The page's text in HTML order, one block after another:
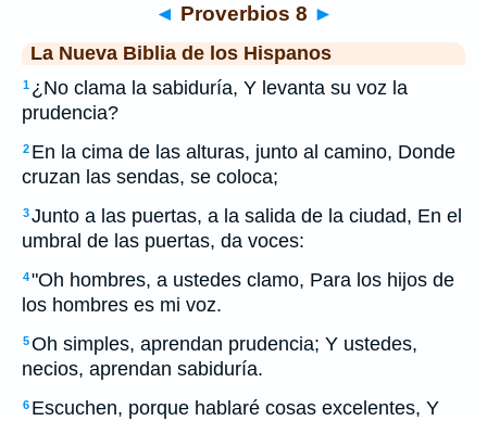
◄ Proverbios 8 ►
La Nueva Biblia de los Hispanos
1 ¿No clama la sabiduría, Y levanta su voz la
prudencia?
2 En la cima de las alturas, junto al camino, Donde
cruzan las sendas, se coloca;
3Junto a las puertas, a la salida de la ciudad, En el
umbral de las puertas, da voces:
4"Oh hombres, a ustedes clamo, Para los hijos de
los hombres es mi voz.
5Oh simples, aprendan prudencia; Y ustedes,
necios, aprendan sabiduría.
6 Escuchen, porque hablaré cosas excelentes, Y